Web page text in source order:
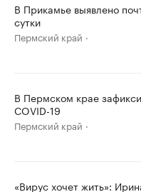
В Прикамье выявлено
сутки
Пермский край
В Пермском крае
COVID-19
Пермский край
«Вирус хочет жить»: